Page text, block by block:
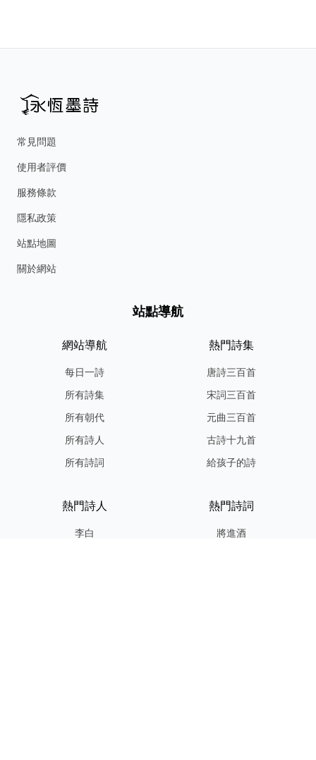
常見問題
使用者評價
服務條款
隱私政策
站點地圖
關於網站
站點導航
網站導航
每日一詩
所有詩集
所有朝代
所有詩人
所有詩詞
熱門詩集
唐詩三百首
宋詞三百首
元曲三百首
古詩十九首
給孩子的詩
熱門詩人
李白
熱門詩詞
將進酒